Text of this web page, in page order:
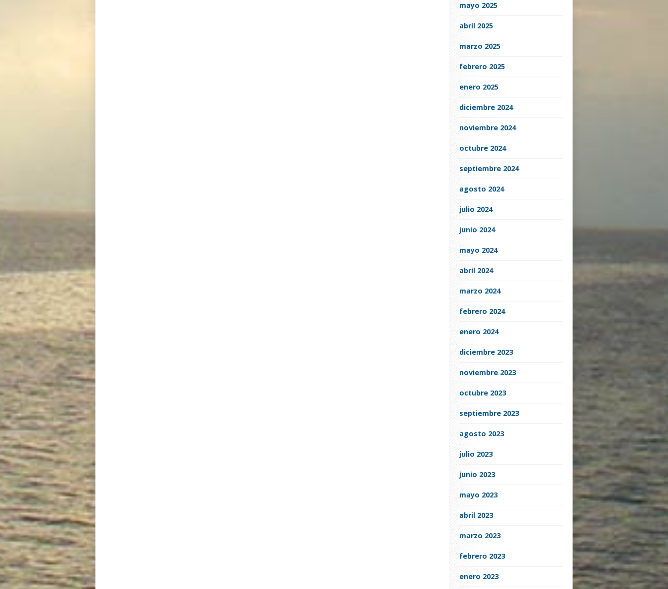
mayo 2025
abril 2025
marzo 2025
febrero 2025
enero 2025
diciembre 2024
noviembre 2024
octubre 2024
septiembre 2024
agosto 2024
julio 2024
junio 2024
mayo 2024
abril 2024
marzo 2024
febrero 2024
enero 2024
diciembre 2023
noviembre 2023
octubre 2023
septiembre 2023
agosto 2023
julio 2023
junio 2023
mayo 2023
abril 2023
marzo 2023
febrero 2023
enero 2023